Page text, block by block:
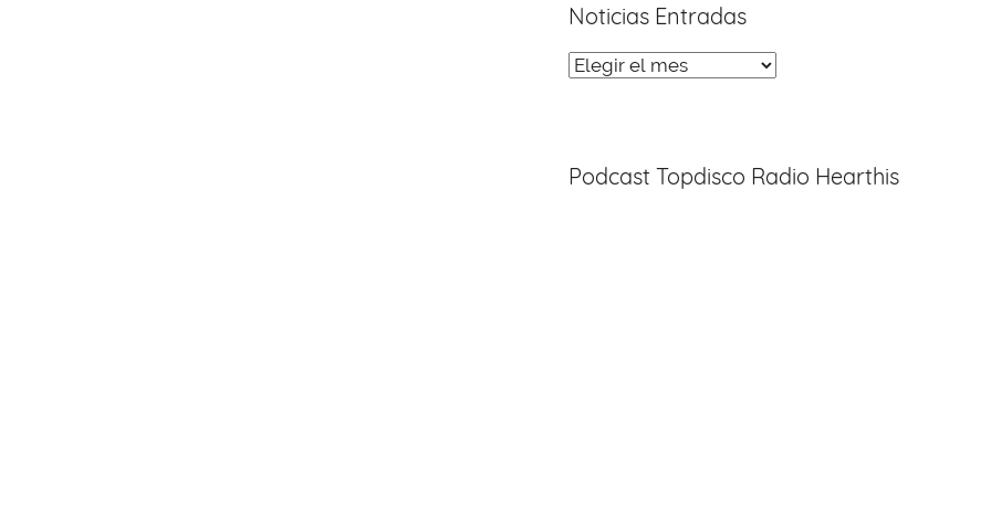
Noticias Entradas
Noticias
Podcast Topdisco Radio Hearthis